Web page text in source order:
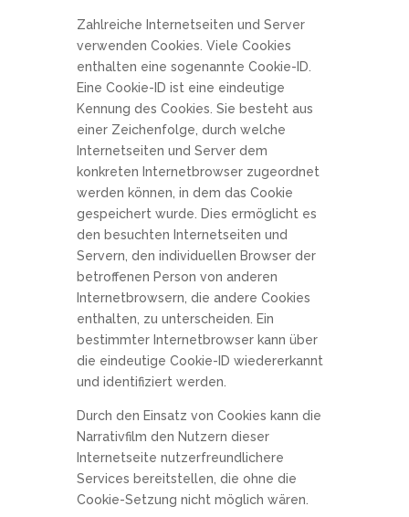
Zahlreiche Internetseiten und Server
verwenden Cookies. Viele Cookies
enthalten eine sogenannte Cookie-ID.
Eine Cookie-ID ist eine eindeutige
Kennung des Cookies. Sie besteht aus
einer Zeichenfolge, durch welche
Internetseiten und Server dem
konkreten Internetbrowser zugeordnet
werden können, in dem das Cookie
gespeichert wurde. Dies ermöglicht es
den besuchten Internetseiten und
Servern, den individuellen Browser der
betroffenen Person von anderen
Internetbrowsern, die andere Cookies
enthalten, zu unterscheiden. Ein
bestimmter Internetbrowser kann über
die eindeutige Cookie-ID wiedererkannt
und identifiziert werden.
Durch den Einsatz von Cookies kann die
Narrativfilm den Nutzern dieser
Internetseite nutzerfreundlichere
Services bereitstellen, die ohne die
Cookie-Setzung nicht möglich wären.